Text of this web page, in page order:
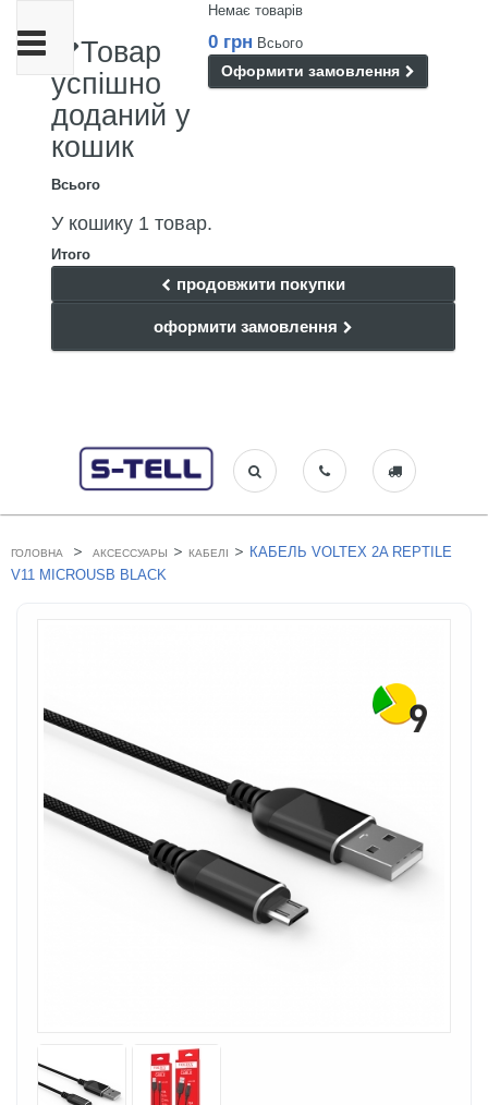
Немає товарів
0 грн Всього
Оформити замовлення
Товар
успішно
доданий у
кошик
Всього
У кошику 1 товар.
Итого
продовжити покупки
оформити замовлення
Toggle
navigation
ГОЛОВНА > АКСЕССУАРЫ > КАБЕЛІ > КАБЕЛЬ VOLTEX 2A REPTILE
V11 MICROUSB BLACK